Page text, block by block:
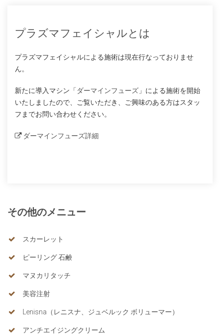
プラズマフェイシャルとは
プラズマフェイシャルによる施術は現在行なっておりませ
ん。
新たに導入マシン「 ダーマインフューズ 」による施術を開始
いたしましたので、ご覧いただき、ご興味のある方はスタッ
フまでお問い合わせください。
ダーマインフューズ詳細
その他のメニュー
スカーレット
ピーリング 石鹸
マヌカリタッチ
美容注射
Lenisna（レニスナ、ジュベルック ボリューマー）
アンチエイジングクリーム